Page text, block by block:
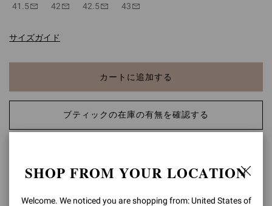
41.5 42 42.5 43
サイズガイド
カートに追加する
ブティックの在庫の有無を確認する
SHOP FROM YOUR LOCATION
Welcome. We noticed you are shopping from: United States of